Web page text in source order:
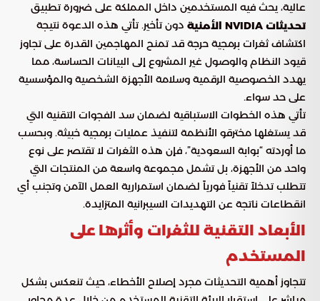
عالية، يحث فيه المستخدمين داخل المملكة على ضرورة تطبيق
تحديثات NVIDIA الأمنية
دون تأخير. تأتي هذه الدعوة نتيجة
اكتشاف ثغرات برمجية حرجة قد تمنح المهاجمين القدرة على تجاوز
قيود النظام والوصول غير المشروع إلى البيانات الحساسة، مما
يهدد الخصوصية الرقمية وسلامة الأجهزة الشخصية والمؤسسية
على حد سواء.
تأتي هذه الخطوات الاستباقية لضمان سد الفجوات التقنية التي
قد يستغلها مخترقو الأنظمة لتنفيذ عمليات برمجية خبيثة. وبحسب
ما أوردته “بوابة السعودية”، فإن هذه الثغرات لا تقتصر على نوع
واحد من الأجهزة، بل تشمل مجموعة واسعة من المنتجات التي
تتطلب تدخلاً تقنياً فورياً لضمان استمرارية العمل الآمن وتجنب أي
انقطاعات ناتجة عن التهديدات السيبرانية المتزايدة.
الأبعاد التقنية للثغرات وأثرها على
المستخدم
تتجاوز أهمية التحديثات مجرد إصلاح الأخطاء، حيث تنعكس بشكل